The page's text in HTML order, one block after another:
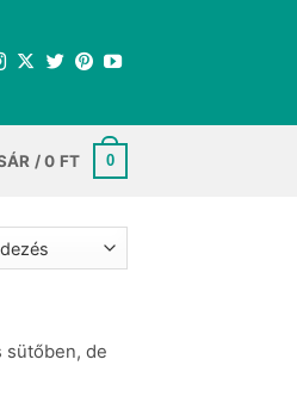
/0 FT 0
sütőben, de